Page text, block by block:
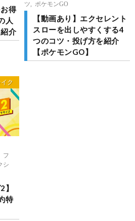
得
人
介
ツ
ポケモンGO
【動画あり】エクセレント
スローを出しやすくする4
つのコツ・投げ方を紹介
【ポケモンGO】
ク
フ
シ
】
特